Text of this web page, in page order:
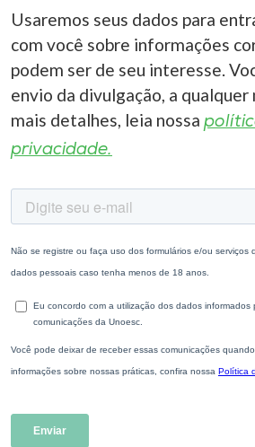
Usaremos seus dados para
com você sobre informações
podem ser de seu interesse.
envio da divulgação, a qualquer
mais detalhes, leia nossa
privacidade.